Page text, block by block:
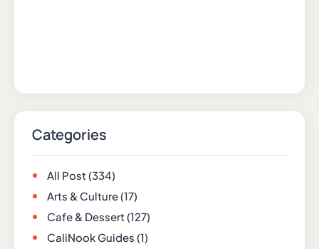
Categories
All Post(334)
Arts & Culture(17)
Cafe & Dessert(127)
CaliNook Guides (1)